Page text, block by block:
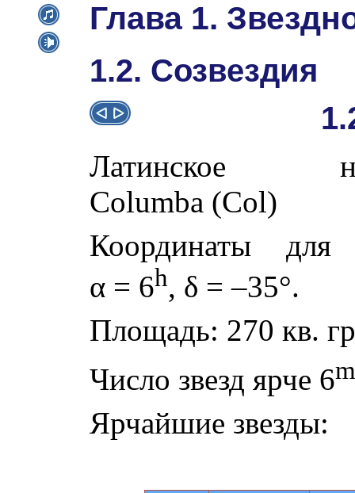
Глава 1.
1.2. Созвездия
Латинское
Columba (Col)
Координаты для
α = 6h, δ = –35°.
Площадь: 270 кв.
Число звезд ярче 6m
Ярчайшие звезды: